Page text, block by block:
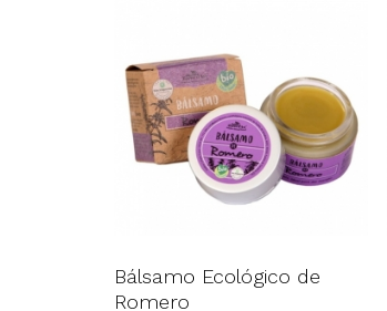
Bálsamo Ecológico de
Romero